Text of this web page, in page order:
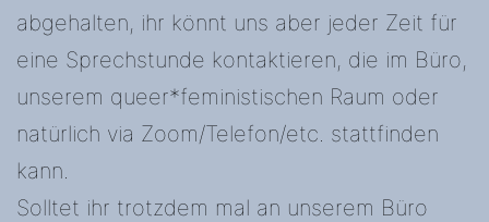
abgehalten, ihr könnt uns aber jeder Zeit für
eine Sprechstunde kontaktieren, die im Büro,
unserem queer*feministischen Raum oder
natürlich via Zoom/Telefon/etc. stattfinden
kann.
Solltet ihr trotzdem mal an unserem Büro